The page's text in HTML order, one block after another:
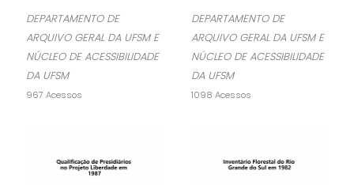
DEPARTAMENTO DE
ARQUIVO GERAL DA UFSM E
NÚCLEO DE ACESSIBILIDADE
DA UFSM
967 Acessos
DEPARTAMENTO DE
ARQUIVO GERAL DA UFSM E
NÚCLEO DE ACESSIBILIDADE
DA UFSM
1098 Acessos